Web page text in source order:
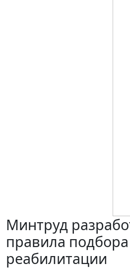
Минтруд
правила
реабилитации